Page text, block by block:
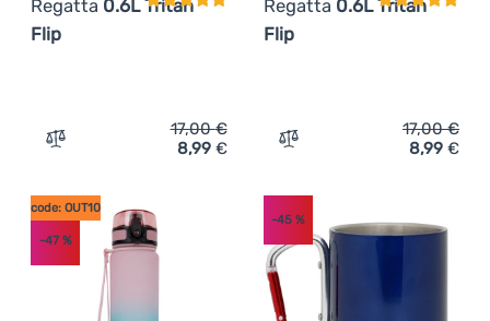
Regatta 0.6L Tritan
Flip
Zum Vergleich 'Flasche Regatta 0.6L Tritan Flip'
17,00€
8,99 €
Regatta 0.6L Tritan
Flip
Zum Vergleich 'Flasche
17,00€
8,99 €
code: OUT10
-47%
-45%